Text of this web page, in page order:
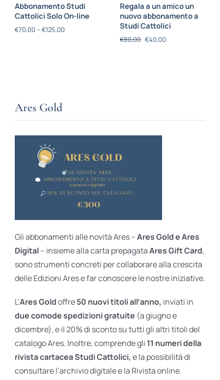
Abbonamento Studi
Cattolici Solo On-line
€70,00 – €125,00
Regala a un amico un
nuovo abbonamento a
Studi Cattolici
€80,00 €40,00
Ares Gold
Gli abbonamenti alle novità Ares –Ares Gold e Ares
Digital– insieme alla carta prepagataAres Gift Card,
sono strumenti concreti per collaborare alla crescita
delle Edizioni Ares e far conoscere le nostre iniziative.
L’Ares Goldoffre50 nuovi titoli all’anno, inviati in
due comode spedizioni gratuite (a giugno e
dicembre), e il 20% di sconto su tutti gli altri titoli del
catalogo Ares. Inoltre, comprende gli 11 numeri della
rivista cartacea Studi Cattolici, e la possibilità di
consultare l’archivio digitale e la Rivista online.